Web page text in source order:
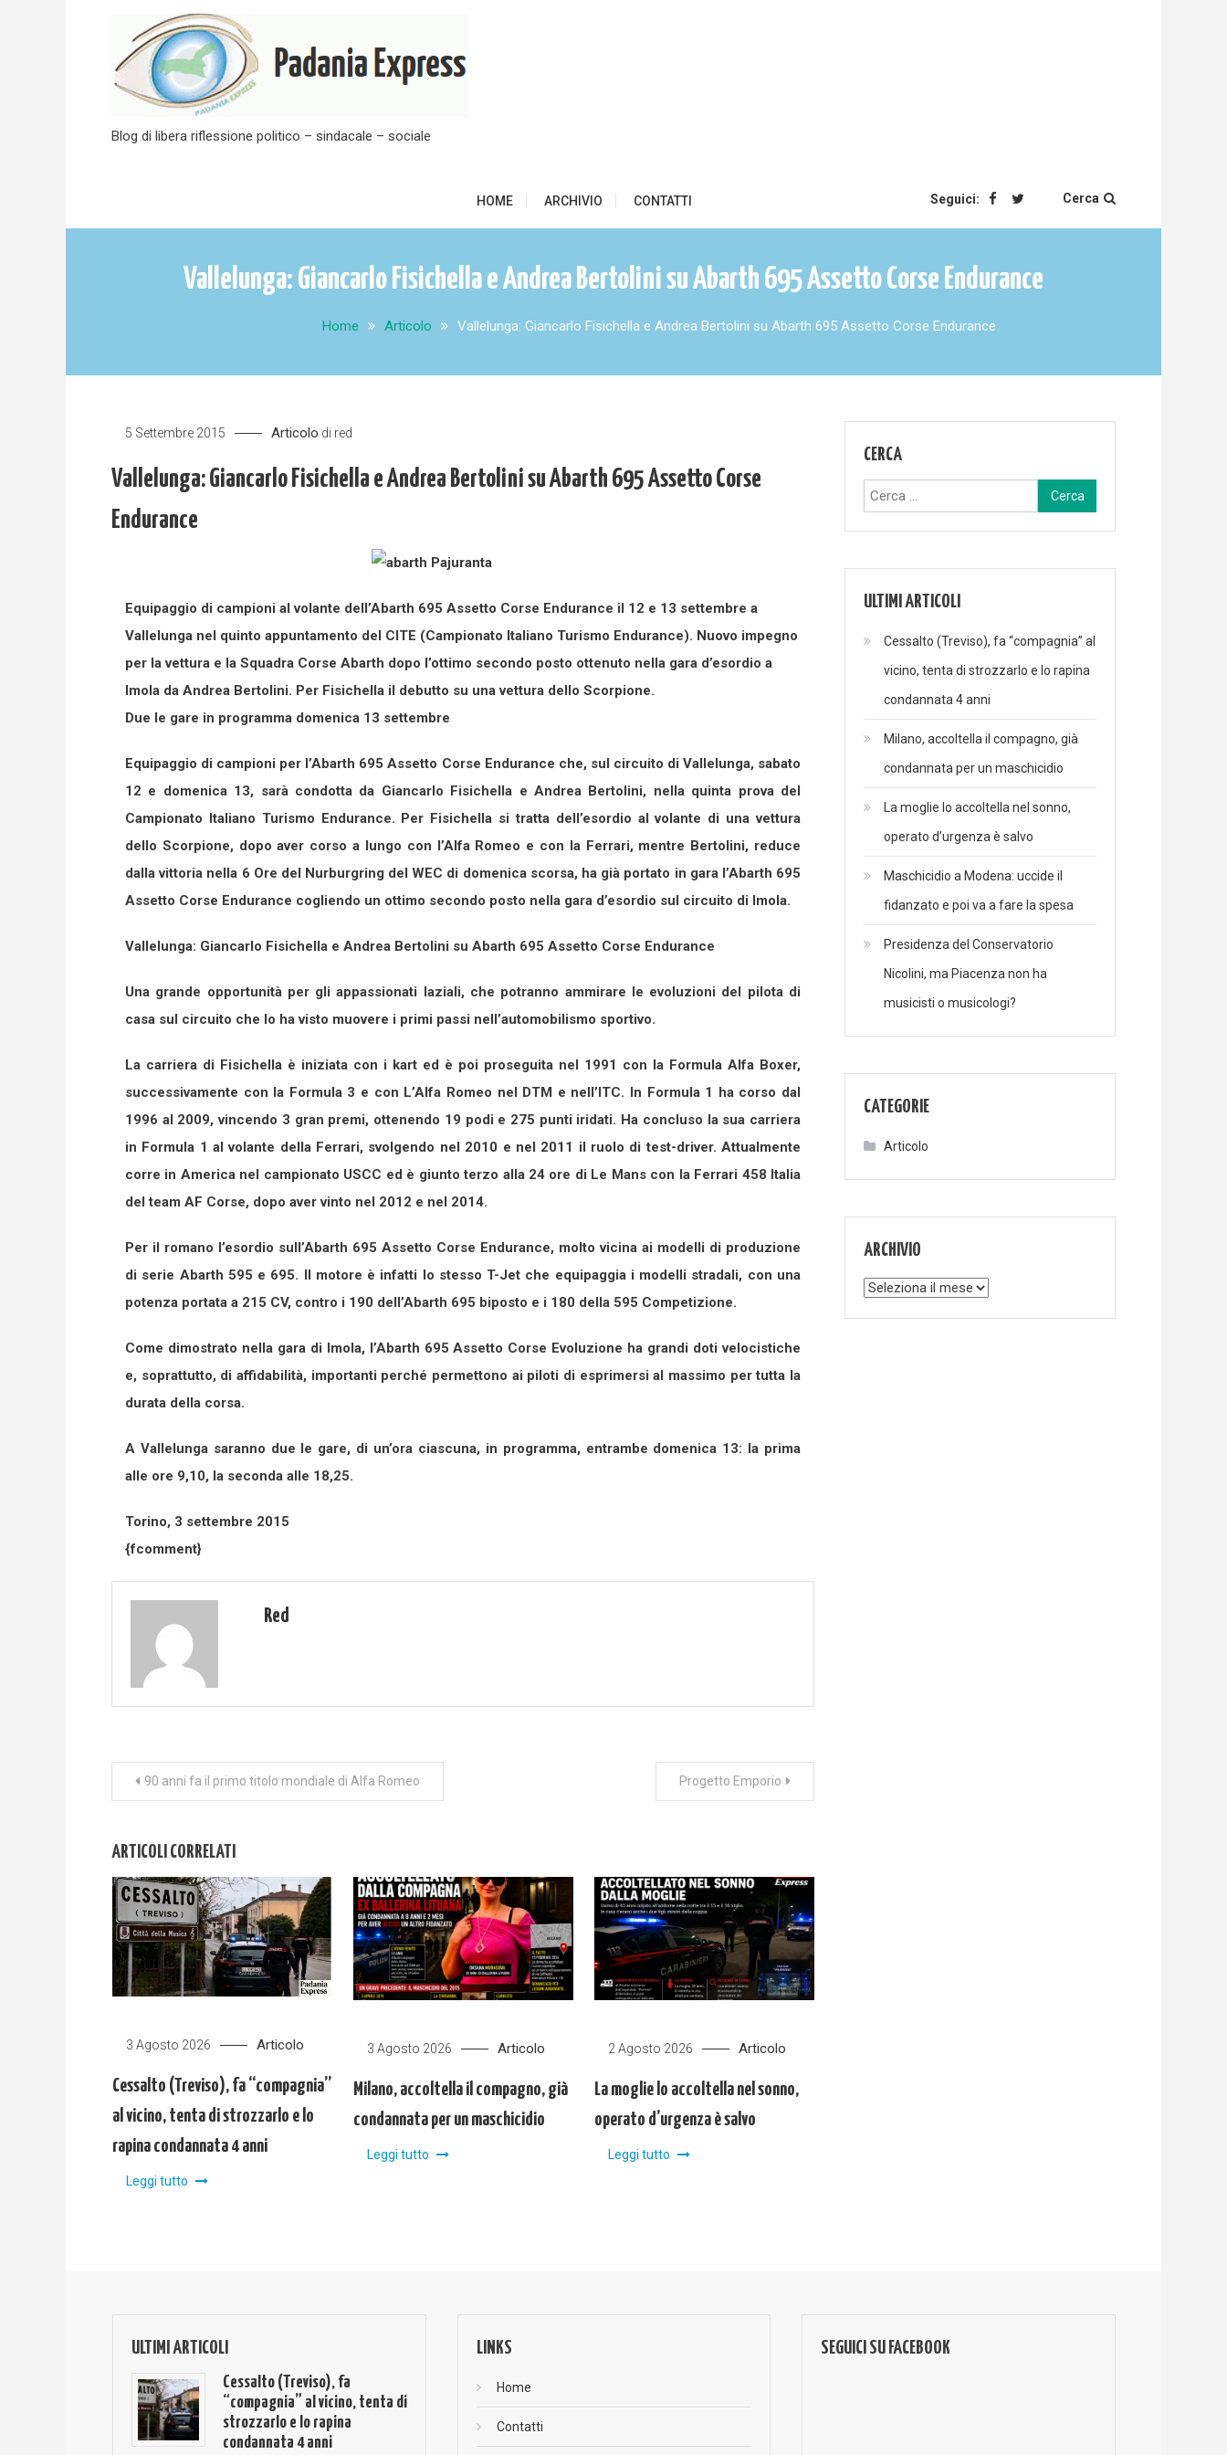
Blog di libera riflessione politico – sindacale – sociale
HOME ARCHIVIO CONTATTI Seguici: Cerca
Vallelunga: Giancarlo Fisichella e Andrea Bertolini su Abarth 695 Assetto Corse Endurance
Home Articolo Vallelunga: Giancarlo Fisichella e Andrea Bertolini su Abarth 695 Assetto Corse Endurance
5 Settembre 2015 Articolo di red
Vallelunga: Giancarlo Fisichella e Andrea Bertolini su Abarth 695 Assetto Corse
Endurance
Equipaggio di campioni al volante dell’Abarth 695 Assetto Corse Endurance il 12 e 13 settembre a
Vallelunga nel quinto appuntamento del CITE (Campionato Italiano Turismo Endurance). Nuovo impegno
per la vettura e la Squadra Corse Abarth dopo l’ottimo secondo posto ottenuto nella gara d’esordio a
Imola da Andrea Bertolini. Per Fisichella il debutto su una vettura dello Scorpione.
Due le gare in programma domenica 13 settembre
Equipaggio di campioni per l’Abarth 695 Assetto Corse Endurance che, sul circuito di Vallelunga, sabato
12 e domenica 13, sarà condotta da Giancarlo Fisichella e Andrea Bertolini, nella quinta prova del
Campionato Italiano Turismo Endurance. Per Fisichella si tratta dell’esordio al volante di una vettura
dello Scorpione, dopo aver corso a lungo con l’Alfa Romeo e con la Ferrari, mentre Bertolini, reduce
dalla vittoria nella 6 Ore del Nurburgring del WEC di domenica scorsa, ha già portato in gara l’Abarth 695
Assetto Corse Endurance cogliendo un ottimo secondo posto nella gara d’esordio sul circuito di Imola.
Vallelunga: Giancarlo Fisichella e Andrea Bertolini su Abarth 695 Assetto Corse Endurance
Una grande opportunità per gli appassionati laziali, che potranno ammirare le evoluzioni del pilota di
casa sul circuito che lo ha visto muovere i primi passi nell’automobilismo sportivo.
La carriera di Fisichella è iniziata con i kart ed è poi proseguita nel 1991 con la Formula Alfa Boxer,
successivamente con la Formula 3 e con L’Alfa Romeo nel DTM e nell’ITC. In Formula 1 ha corso dal
1996 al 2009, vincendo 3 gran premi, ottenendo 19 podi e 275 punti iridati. Ha concluso la sua carriera
in Formula 1 al volante della Ferrari, svolgendo nel 2010 e nel 2011 il ruolo di test-driver. Attualmente
corre in America nel campionato USCC ed è giunto terzo alla 24 ore di Le Mans con la Ferrari 458 Italia
del team AF Corse, dopo aver vinto nel 2012 e nel 2014.
Per il romano l’esordio sull’Abarth 695 Assetto Corse Endurance, molto vicina ai modelli di produzione
di serie Abarth 595 e 695. Il motore è infatti lo stesso T-Jet che equipaggia i modelli stradali, con una
potenza portata a 215 CV, contro i 190 dell’Abarth 695 biposto e i 180 della 595 Competizione.
Come dimostrato nella gara di Imola, l’Abarth 695 Assetto Corse Evoluzione ha grandi doti velocistiche
e, soprattutto, di affidabilità, importanti perché permettono ai piloti di esprimersi al massimo per tutta la
durata della corsa.
A Vallelunga saranno due le gare, di un’ora ciascuna, in programma, entrambe domenica 13: la prima
alle ore 9,10, la seconda alle 18,25.
Torino, 3 settembre 2015
{fcomment}
Red
Navigazione
90 anni fa il primo titolo mondiale di Alfa Romeo Progetto Emporio
ARTICOLI CORRELATI
3 Agosto 2026 Articolo
Cessalto (Treviso), fa “compagnia”
al vicino, tenta di strozzarlo e lo
rapina condannata 4 anni
Leggi tutto
3 Agosto 2026 Articolo
Milano, accoltella il compagno, già
condannata per un maschicidio
Leggi tutto
2 Agosto 2026 Articolo
La moglie lo accoltella nel sonno,
operato d’urgenza è salvo
Leggi tutto
CERCA
Ricerca
per:
ULTIMI ARTICOLI
Cessalto (Treviso), fa “compagnia” al
vicino, tenta di strozzarlo e lo rapina
condannata 4 anni
Milano, accoltella il compagno, già
condannata per un maschicidio
La moglie lo accoltella nel sonno,
operato d’urgenza è salvo
Maschicidio a Modena: uccide il
fidanzato e poi va a fare la spesa
Presidenza del Conservatorio
Nicolini, ma Piacenza non ha
musicisti o musicologi?
CATEGORIE
Articolo
ARCHIVIO
Archivio
ULTIMI ARTICOLI
Cessalto (Treviso), fa
“compagnia” al vicino, tenta di
strozzarlo e lo rapina
condannata 4 anni
LINKS
Home
Contatti
SEGUICI SU FACEBOOK